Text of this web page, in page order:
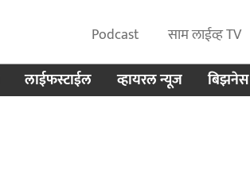
Podcast साम लाईव्ह TV
लाईफस्टाईल व्हायरल न्यूज बिझनेस